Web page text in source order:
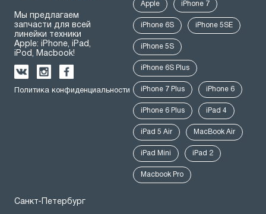
Мы предлагаем
запчасти для всей
линейки техники
Apple: iPhone, iPad,
iPod, Macbook!
Политика конфиденциальности
Apple iPhone 7
iPhone 6S iPhone 5SE
iPhone 5S
iPhone 6S Plus
iPhone 7 Plus iPhone 6
iPhone 6 Plus iPad 4
iPad 5 Air MacBook Air
iPad Mini iPad 2
Macbook Pro
Санкт-Петербург